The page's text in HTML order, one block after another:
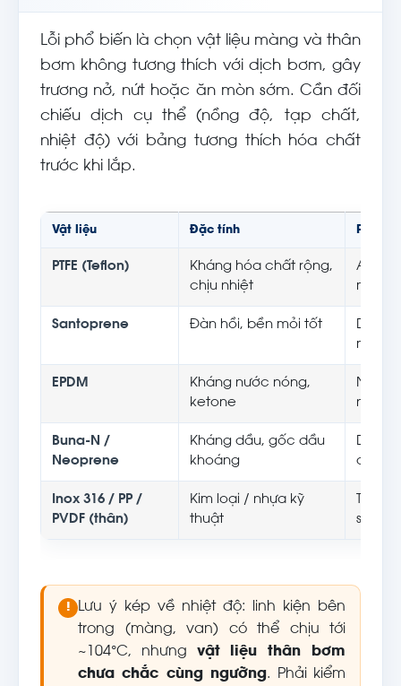
Lỗi phổ biến là chọn vật liệu màng và thân
bơm không tương thích với dịch bơm, gây
trương nở, nứt hoặc ăn mòn sớm. Cần đối
chiếu dịch cụ thể (nồng độ, tạp chất,
nhiệt độ) với bảng tương thích hóa chất
trước khi lắp.
Vật liệu Đặc tính Phù
PTFE (Teflon)
Kháng hóa chất rộng,
chịu nhiệt
Axit/
môi,
Santoprene Đàn hồi, bền mỏi tốt
Dịch
màng
EPDM
Kháng nước nóng,
ketone
Nước
nước
Buna-N /
Neoprene
Kháng dầu, gốc dầu
khoáng
Dầu,
dầu
Inox 316 / PP /
PVDF (thân)
Kim loại / nhựa kỹ
thuật
Theo
suất
!
Lưu ý kép về nhiệt độ: linh kiện bên
trong (màng, van) có thể chịu tới
~104°C, nhưng vật liệu thân bơm
chưa chắc cùng ngưỡng. Phải kiểm